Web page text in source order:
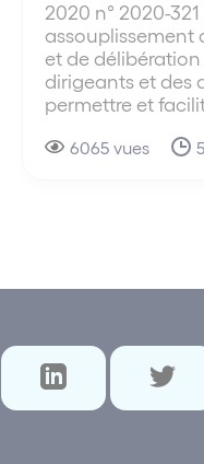
2020 n° 2020-
assouplissement
et de
dirigeants et des
permettre et
6065 vues